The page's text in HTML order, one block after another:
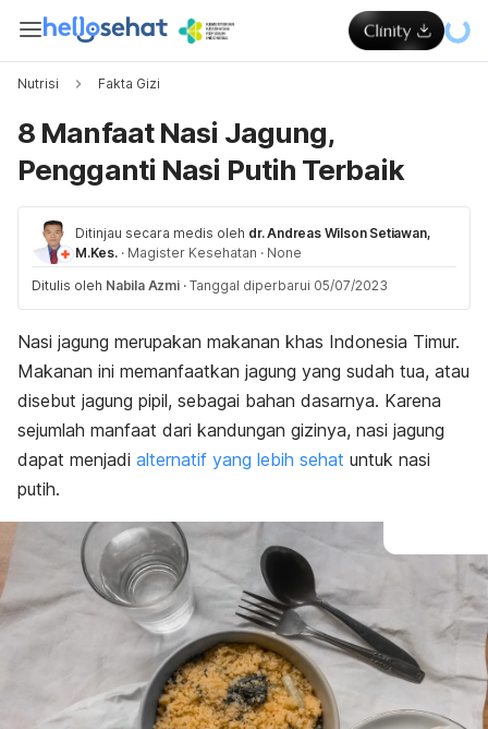
Nutrisi Fakta Gizi
8 Manfaat Nasi Jagung,
Pengganti Nasi Putih Terbaik
Ditinjau secara medis oleh dr. Andreas Wilson Setiawan,
M.Kes. · Magister Kesehatan · None
Ditulis oleh Nabila Azmi · Tanggal diperbarui 05/07/2023
Nasi jagung merupakan makanan khas Indonesia Timur.
Makanan ini memanfaatkan jagung yang sudah tua, atau
disebut jagung pipil, sebagai bahan dasarnya. Karena
sejumlah manfaat dari kandungan gizinya, nasi jagung
dapat menjadi alternatif yang lebih sehat untuk nasi
putih.